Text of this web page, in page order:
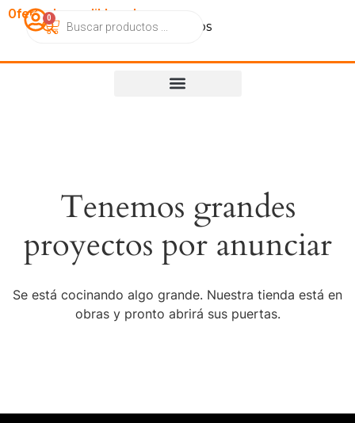
OfertasImperdibles.cl
CatálogoContactoNosotros
0
Tenemos grandes
proyectos por anunciar
Se está cocinando algo grande. Nuestra tienda está en
obras y pronto abrirá sus puertas.